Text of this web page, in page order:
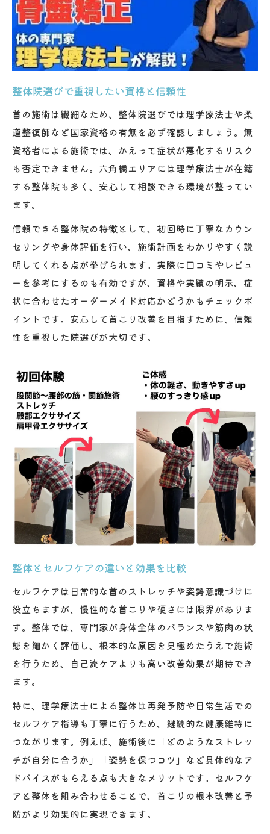
整体院選びで重視したい資格と信頼性
首の施術は繊細なため、整体院選びでは理学療法士や柔
道整復師など国家資格の有無を必ず確認しましょう。無
資格者による施術では、かえって症状が悪化するリスク
も否定できません。六角橋エリアには理学療法士が在籍
する整体院も多く、安心して相談できる環境が整ってい
ます。
信頼できる整体院の特徴として、初回時に丁寧なカウン
セリングや身体評価を行い、施術計画をわかりやすく説
明してくれる点が挙げられます。実際に口コミやレビュ
ーを参考にするのも有効ですが、資格や実績の明示、症
状に合わせたオーダーメイド対応かどうかもチェックポ
イントです。安心して首こり改善を目指すために、信頼
性を重視した院選びが大切です。
整体とセルフケアの違いと効果を比較
セルフケアは日常的な首のストレッチや姿勢意識づけに
役立ちますが、慢性的な首こりや硬さには限界がありま
す。整体では、専門家が身体全体のバランスや筋肉の状
態を細かく評価し、根本的な原因を見極めたうえで施術
を行うため、自己流ケアよりも高い改善効果が期待でき
ます。
特に、理学療法士による整体は再発予防や日常生活での
セルフケア指導も丁寧に行うため、継続的な健康維持に
つながります。例えば、施術後に「どのようなストレッ
チが自分に合うか」「姿勢を保つコツ」など具体的なア
ドバイスがもらえる点も大きなメリットです。セルフケ
アと整体を組み合わせることで、首こりの根本改善と予
防がより効果的に実現できます。